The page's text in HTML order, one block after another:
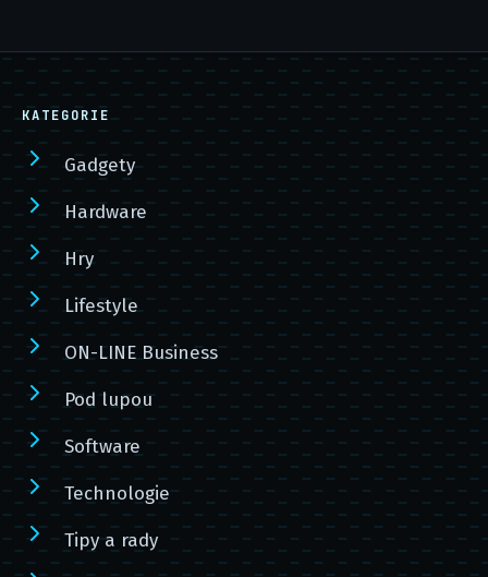
KATEGORIE
Gadgety
Hardware
Hry
Lifestyle
ON-LINE Business
Pod lupou
Software
Technologie
Tipy a rady